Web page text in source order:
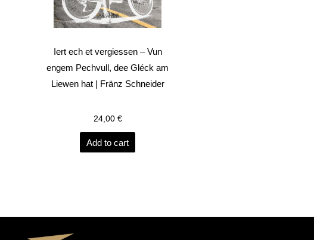
Iert ech et vergiessen – Vun
engem Pechvull, dee Gléck am
Liewen hat | Fränz Schneider
24,00 €
Add to cart